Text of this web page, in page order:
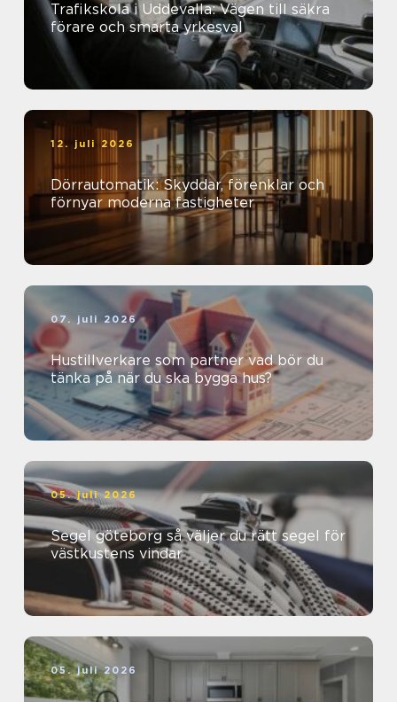
Trafikskola i Uddevalla: Vägen till säkra
förare och smarta yrkesval
12. juli 2026
Dörrautomatik: Skyddar, förenklar och
förnyar moderna fastigheter
07. juli 2026
Hustillverkare som partner vad bör du
tänka på när du ska bygga hus?
05. juli 2026
Segel göteborg så väljer du rätt segel för
västkustens vindar
05. juli 2026